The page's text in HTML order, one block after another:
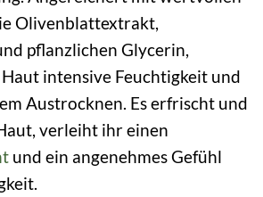
Olivenblattextrakt,
pflanzlichen Glycerin,
intensive Feuchtigkeit und
Austrocknen. Es erfrischt und
verleiht ihr einen
und ein angenehmes Gefühl